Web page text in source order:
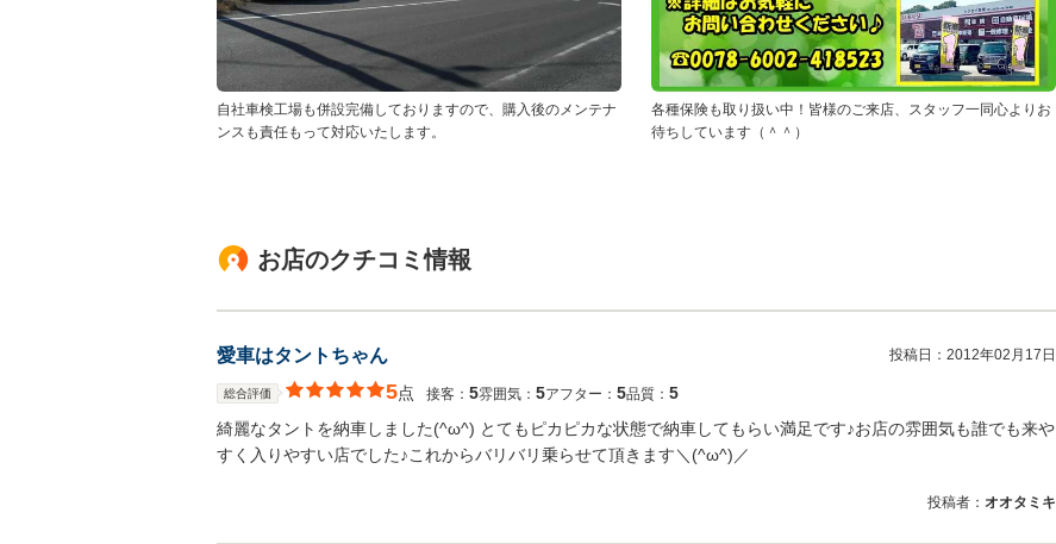
自社車検工場も併設完備しておりますので、購入後のメンテナ
ンスも責任もって対応いたします。
各種保険も取り扱い中！皆様のご来店、スタッフ一同心よりお
待ちしています（＾＾）
お店のクチコミ情報
愛車はタントちゃん 投稿日： 2012年02月17日
総合評価 5点 接客： 5雰囲気： 5アフター： 5品質： 5
綺麗なタントを納車しました(^ω^) とてもピカピカな状態で納車してもらい満足です♪お店の雰囲気も誰でも来や
すく入りやすい店でした♪これからバリバリ乗らせて頂きます＼(^ω^)／
投稿者： オオタミキ